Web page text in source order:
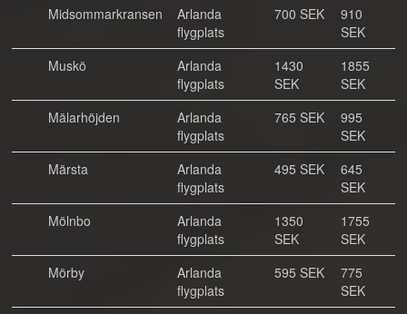
Midsommarkransen
Arlanda
flygplats
700 SEK
910
SEK
Muskö
Arlanda
flygplats
1430
SEK
1855
SEK
Mälarhöjden
Arlanda
flygplats
765 SEK
995
SEK
Märsta
Arlanda
flygplats
495 SEK
645
SEK
Mölnbo
Arlanda
flygplats
1350
SEK
1755
SEK
Mörby
Arlanda
flygplats
595 SEK
775
SEK